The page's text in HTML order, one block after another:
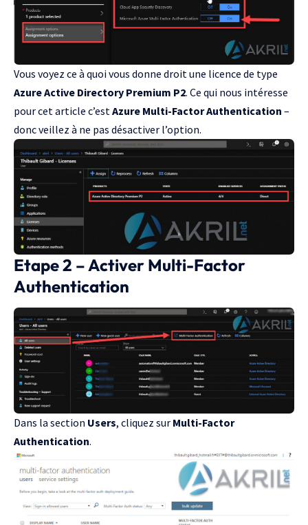
Vous voyez ce à quoi vous donne droit une licence de type
Azure Active Directory Premium P2. Ce qui nous intéresse
pour cet article c’est Azure Multi-Factor Authentication –
donc veillez à ne pas désactiver l’option.
Etape 2 – Activer Multi-Factor
Authentication
Dans la section Users, cliquez sur Multi-Factor
Authentication.